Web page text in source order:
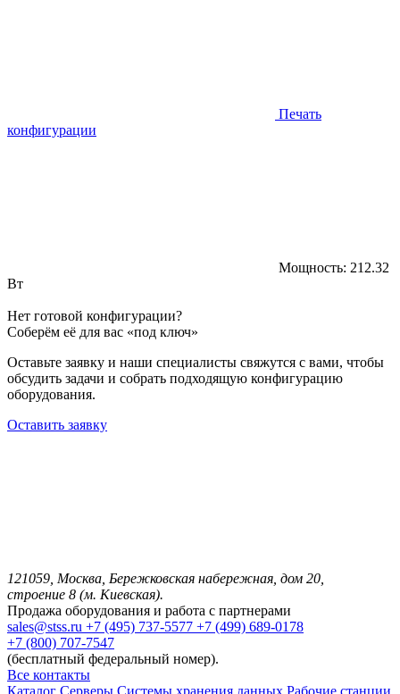
Печать
конфигурации
Мощность: 212.32
Вт
Нет готовой конфигурации?
Соберём её для вас «под ключ»
Оставьте заявку и наши специалисты свяжутся с вами, чтобы
обсудить задачи и собрать подходящую конфигурацию
оборудования.
Оставить заявку
121059, Москва, Бережковская набережная, дом 20,
строение 8 (м. Киевская).
Продажа оборудования и работа с партнерами
sales@stss.ru +7 (495) 737-5577 +7 (499) 689-0178
+7 (800) 707-7547
(бесплатный федеральный номер).
Все контакты
Каталог Серверы Системы хранения данных Рабочие станции